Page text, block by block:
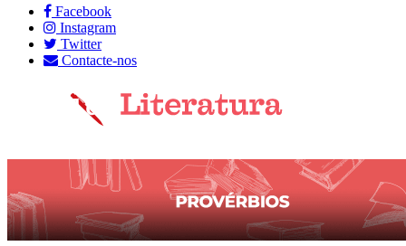
Facebook
Instagram
Twitter
Contacte-nos